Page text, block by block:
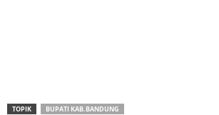
TOPIK BUPATI KAB.BANDUNG